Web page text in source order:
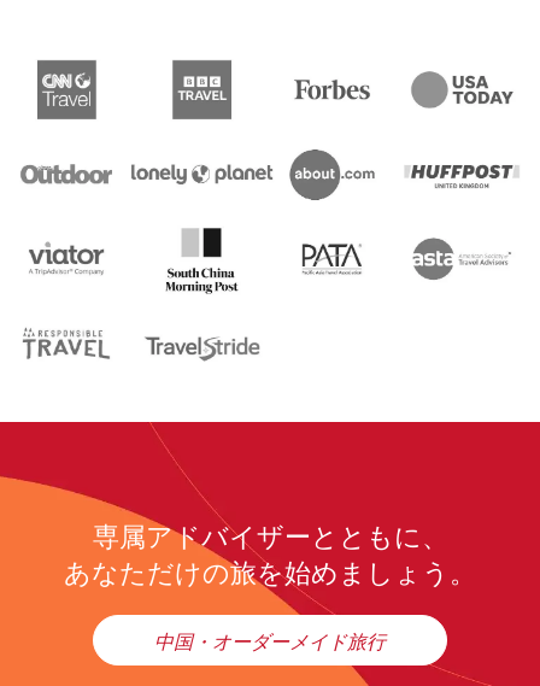
専属アドバイザーとともに、
あなただけの旅を始めましょう。
中国・オーダーメイド旅行